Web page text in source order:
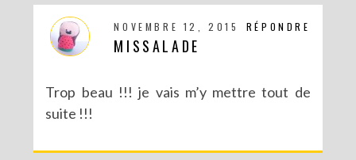
DIY SAINT VALENTIN : UNE CARTE POP-UP QUI BRISE LA GLACE !
RÉPONDRE
NOVEMBRE 12, 2015
MISSALADE
Trop beau !!! je vais m’y mettre tout de
suite !!!